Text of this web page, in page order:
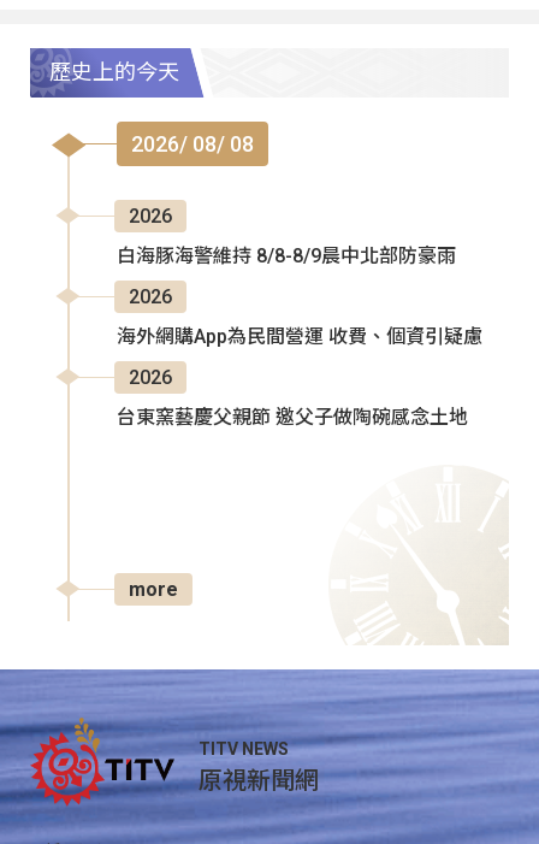
歷史上的今天
2026/ 08/ 08
2026
白海豚海警維持 8/8-8/9晨中北部防豪雨
2026
海外網購App為民間營運 收費、個資引疑慮
2026
台東窯藝慶父親節 邀父子做陶碗感念土地
more
TITV NEWS
原視新聞網